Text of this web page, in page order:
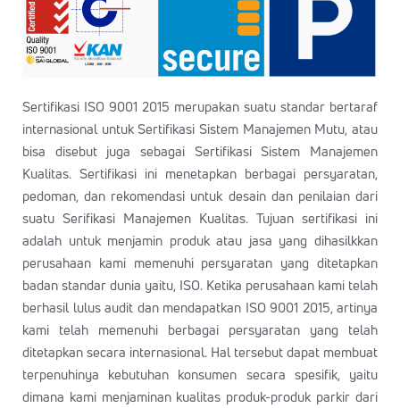
Sertifikasi ISO 9001 2015 merupakan suatu standar bertaraf
internasional untuk Sertifikasi Sistem Manajemen Mutu, atau
bisa disebut juga sebagai Sertifikasi Sistem Manajemen
Kualitas. Sertifikasi ini menetapkan berbagai persyaratan,
pedoman, dan rekomendasi untuk desain dan penilaian dari
suatu Serifikasi Manajemen Kualitas. Tujuan sertifikasi ini
adalah untuk menjamin produk atau jasa yang dihasilkkan
perusahaan kami memenuhi persyaratan yang ditetapkan
badan standar dunia yaitu, ISO. Ketika perusahaan kami telah
berhasil lulus audit dan mendapatkan ISO 9001 2015, artinya
kami telah memenuhi berbagai persyaratan yang telah
ditetapkan secara internasional. Hal tersebut dapat membuat
terpenuhinya kebutuhan konsumen secara spesifik, yaitu
dimana kami menjaminan kualitas produk-produk parkir dari